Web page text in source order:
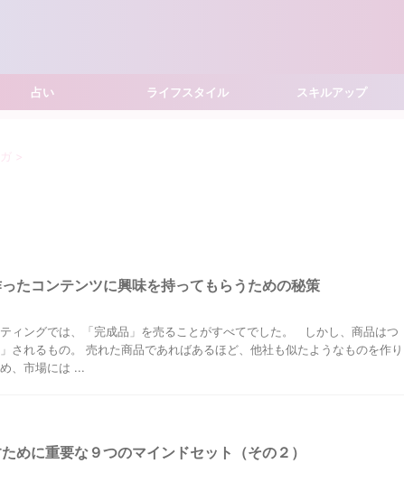
占い ライフスタイル スキルアップ
>
たコンテンツに興味を持ってもらうための秘策
ィングでは、「完成品」を売ることがすべてでした。 しかし、商品はつ
されるもの。 売れた商品であればあるほど、他社も似たようなものを作り
、市場には ...
めに重要な９つのマインドセット（その２）